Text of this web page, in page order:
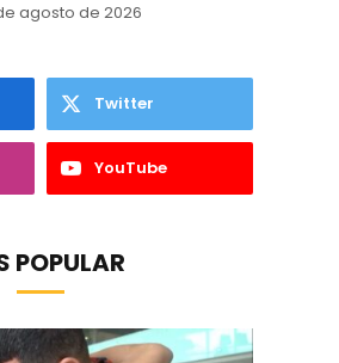
agosto de 2026
Twitter
YouTube
POPULAR